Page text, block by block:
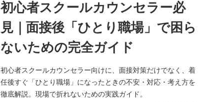
初心者スクールカウンセラー必
見｜面接後「ひとり職場」で困ら
ないための完全ガイド
初心者スクールカウンセラー向けに、面接対策だけでなく、着
任後すぐ「ひとり職場」になったときの不安・対応・考え方を
徹底解説。現場で折れないための実践ガイド。